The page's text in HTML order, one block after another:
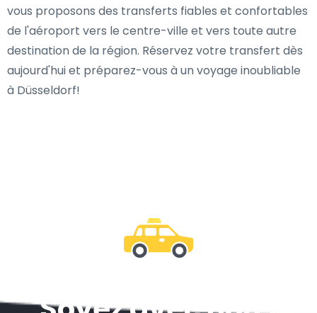
vous proposons des transferts fiables et confortables
de l'aéroport vers le centre-ville et vers toute autre
destination de la région. Réservez votre transfert dès
aujourd'hui et préparez-vous à un voyage inoubliable
à Düsseldorf!